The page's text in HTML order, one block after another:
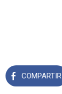
COMPARTIR